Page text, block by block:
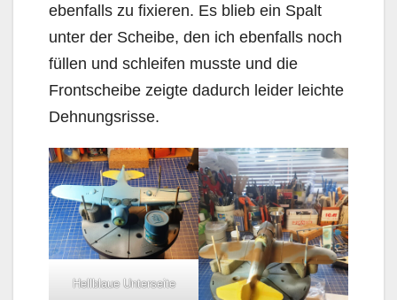
ebenfalls zu fixieren. Es blieb ein Spalt
unter der Scheibe, den ich ebenfalls noch
füllen und schleifen musste und die
Frontscheibe zeigte dadurch leider leichte
Dehnungsrisse.
Hellblaue Unterseite